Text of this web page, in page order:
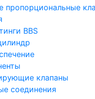
пропорциональные
BBS
клапаны
соединения